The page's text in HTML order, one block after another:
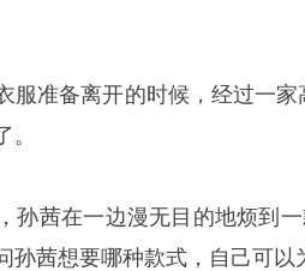
服准备离开的时候，经过一家
孙茜在一边漫无目的地烦到
孙茜想要哪种款式，自己可以